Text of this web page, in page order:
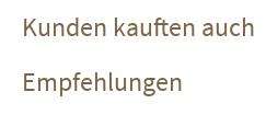
Kunden kauften auch
Empfehlungen